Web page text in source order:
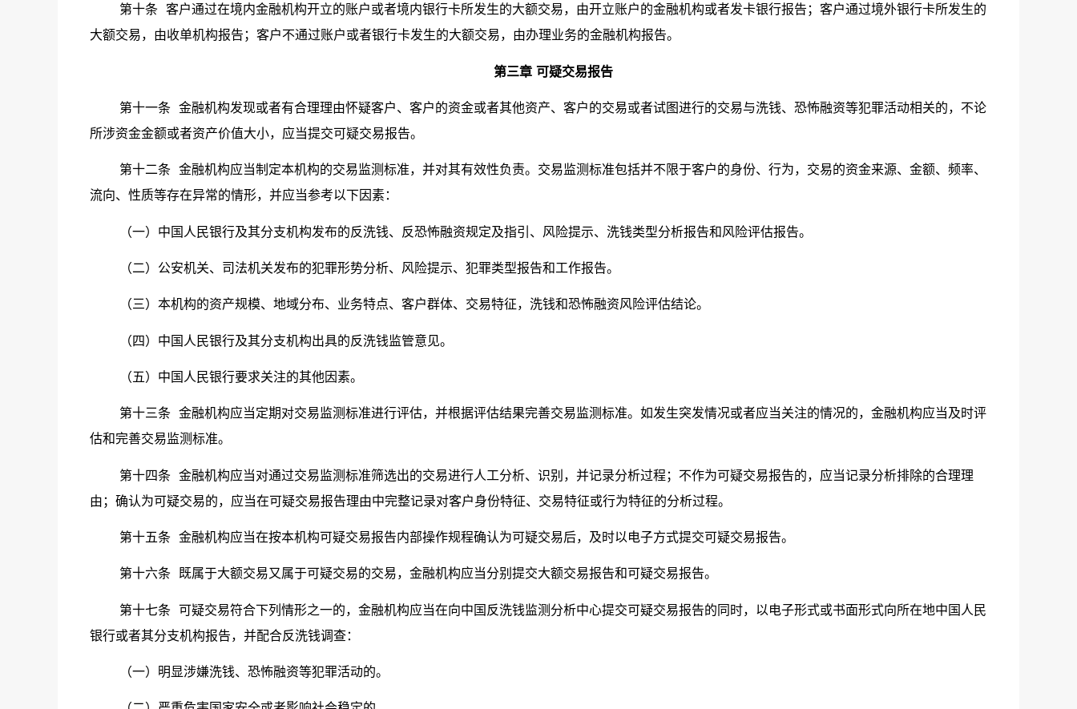
第十条 客户通过在境内金融机构开立的账户或者境内银行卡所发生的大额交易，由开立账户的金融机构或者发卡银行报告；客户通过境外银行卡所发生的
大额交易，由收单机构报告；客户不通过账户或者银行卡发生的大额交易，由办理业务的金融机构报告。
第三章 可疑交易报告
第十一条 金融机构发现或者有合理理由怀疑客户、客户的资金或者其他资产、客户的交易或者试图进行的交易与洗钱、恐怖融资等犯罪活动相关的，不论
所涉资金金额或者资产价值大小，应当提交可疑交易报告。
第十二条 金融机构应当制定本机构的交易监测标准，并对其有效性负责。交易监测标准包括并不限于客户的身份、行为，交易的资金来源、金额、频率、
流向、性质等存在异常的情形，并应当参考以下因素：
（一）中国人民银行及其分支机构发布的反洗钱、反恐怖融资规定及指引、风险提示、洗钱类型分析报告和风险评估报告。
（二）公安机关、司法机关发布的犯罪形势分析、风险提示、犯罪类型报告和工作报告。
（三）本机构的资产规模、地域分布、业务特点、客户群体、交易特征，洗钱和恐怖融资风险评估结论。
（四）中国人民银行及其分支机构出具的反洗钱监管意见。
（五）中国人民银行要求关注的其他因素。
第十三条 金融机构应当定期对交易监测标准进行评估，并根据评估结果完善交易监测标准。如发生突发情况或者应当关注的情况的，金融机构应当及时评
估和完善交易监测标准。
第十四条 金融机构应当对通过交易监测标准筛选出的交易进行人工分析、识别，并记录分析过程；不作为可疑交易报告的，应当记录分析排除的合理理
由；确认为可疑交易的，应当在可疑交易报告理由中完整记录对客户身份特征、交易特征或行为特征的分析过程。
第十五条 金融机构应当在按本机构可疑交易报告内部操作规程确认为可疑交易后，及时以电子方式提交可疑交易报告。
第十六条 既属于大额交易又属于可疑交易的交易，金融机构应当分别提交大额交易报告和可疑交易报告。
第十七条 可疑交易符合下列情形之一的，金融机构应当在向中国反洗钱监测分析中心提交可疑交易报告的同时，以电子形式或书面形式向所在地中国人民
银行或者其分支机构报告，并配合反洗钱调查：
（一）明显涉嫌洗钱、恐怖融资等犯罪活动的。